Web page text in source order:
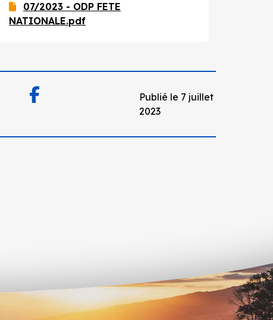
07/2023 - ODP FETE
NATIONALE.pdf
Publié le 7 juillet
2023